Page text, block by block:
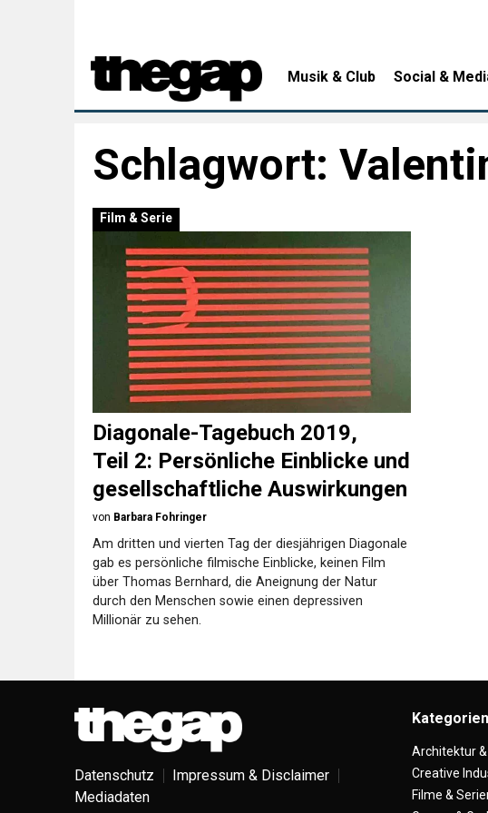
Musik & Club Social &
Schlagwort:
Film & Serie
Diagonale-Tagebuch 2019,
Teil 2: Persönliche Einblicke und
gesellschaftliche Auswirkungen
von Barbara Fohringer
Am dritten und vierten Tag der diesjährigen Diagonale
gab es persönliche filmische Einblicke, keinen Film
über Thomas Bernhard, die Aneignung der Natur
durch den Menschen sowie einen depressiven
Millionär zu sehen.
Datenschutz
Impressum & Disclaimer
Mediadaten
Kategorien
Architektur &
Creative
Filme &